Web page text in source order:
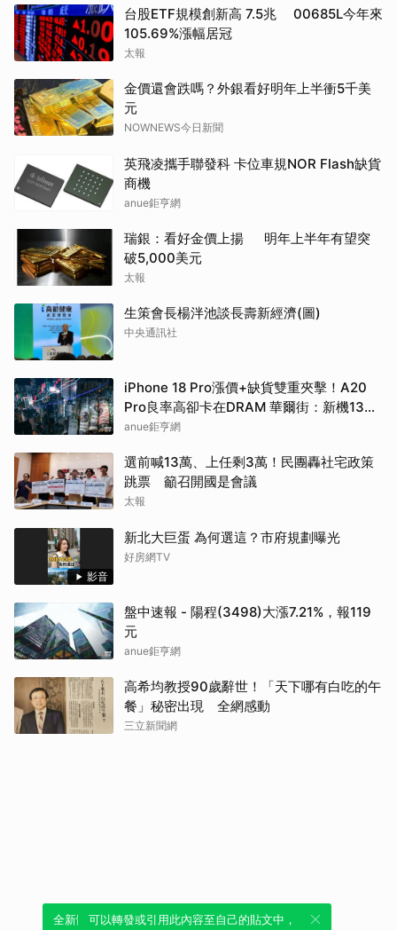
台股ETF規模創新高 7.5兆 00685L今年來
105.69%漲幅居冠
太報
金價還會跌嗎？外銀看好明年上半衝5千美
元
NOWNEWS今日新聞
英飛凌攜手聯發科 卡位車規NOR Flash缺貨
商機
anue鉅亨網
瑞銀：看好金價上揚 明年上半年有望突
破5,000美元
太報
生策會長楊泮池談長壽新經濟(圖)
中央通訊社
iPhone 18 Pro漲價+缺貨雙重夾擊！A20
Pro良率高卻卡在DRAM 華爾街：新機1399
美元起跳
anue鉅亨網
選前喊13萬、上任剩3萬！民團轟社宅政策
跳票 籲召開國是會議
太報
影音
新北大巨蛋 為何選這？市府規劃曝光
好房網TV
盤中速報 - 陽程(3498)大漲7.21%，報119
元
anue鉅亨網
高希均教授90歲辭世！「天下哪有白吃的午
餐」秘密出現 全網感動
三立新聞網
全新體驗！一鍵引用此內容，透過發布貼
可以轉發或引用此內容至自己的貼文中，